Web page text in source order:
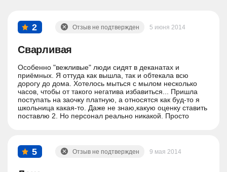
2
Сварливая
5 июня 2014
Отзыв не подтвержден
Особенно "вежливые" люди сидят в деканатах и
приёмных. Я оттуда как вышла, так и обтекала всю
дорогу до дома. Хотелось мыться с мылом несколько
часов, чтобы от такого негатива избавиться... Пришла
поступать на заочку платную, а относятся как буд-то я
школьница какая-то. Даже не знаю,какую оценку ставить
поставлю 2. Но персонал реально никакой. Просто
5 9 мая 2014
Отзыв не подтвержден